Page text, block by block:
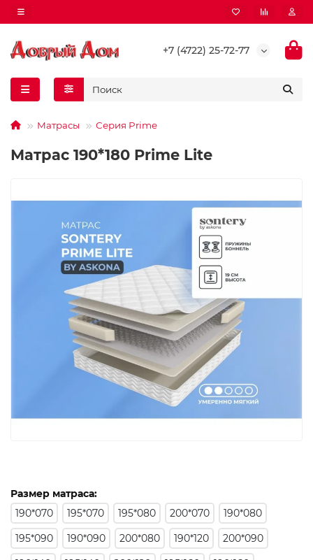
+7 (4722) 25-72-77
Матрасы Серия Prime
Матрас 190*180 Prime Lite
Размер матраса:
190*070
195*070 195*080 200*070
190*080
195*090
190*090 200*080 190*120
200*090